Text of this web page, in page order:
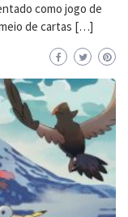
como jogo de
de cartas […]